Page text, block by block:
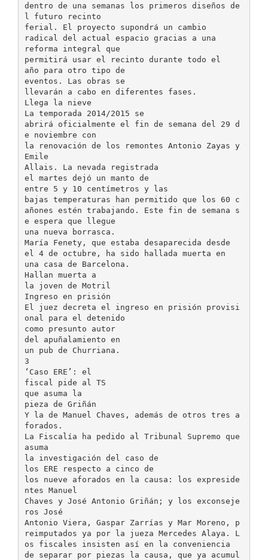
dentro de una semanas los primeros diseños de
l futuro recinto
ferial. El proyecto supondrá un cambio
radical del actual espacio gracias a una
reforma integral que
permitirá usar el recinto durante todo el
año para otro tipo de
eventos. Las obras se
llevarán a cabo en diferentes fases.
Llega la nieve
La temporada 2014/2015 se
abrirá oficialmente el fin de semana del 29 d
e noviembre con
la renovación de los remontes Antonio Zayas y
Emile
Allais. La nevada registrada
el martes dejó un manto de
entre 5 y 10 centímetros y las
bajas temperaturas han permitido que los 60 c
añones estén trabajando. Este fin de semana s
e espera que llegue
una nueva borrasca.
María Fenety, que estaba desaparecida desde
el 4 de octubre, ha sido hallada muerta en
una casa de Barcelona.
Hallan muerta a
la joven de Motril
Ingreso en prisión
El juez decreta el ingreso en prisión provisi
onal para el detenido
como presunto autor
del apuñalamiento en
un pub de Churriana.
3
‘Caso ERE’: el
fiscal pide al TS
que asuma la
pieza de Griñán
Y la de Manuel Chaves, además de otros tres a
forados.
La Fiscalía ha pedido al Tribunal Supremo que
asuma
la investigación del caso de
los ERE respecto a cinco de
los nueve aforados en la causa: los expreside
ntes Manuel
Chaves y José Antonio Griñán; y los exconseje
ros José
Antonio Viera, Gaspar Zarrías y Mar Moreno, p
reimputados ya por la jueza Mercedes Alaya. L
os fiscales insisten así en la conveniencia
de separar por piezas la causa, que ya acumul